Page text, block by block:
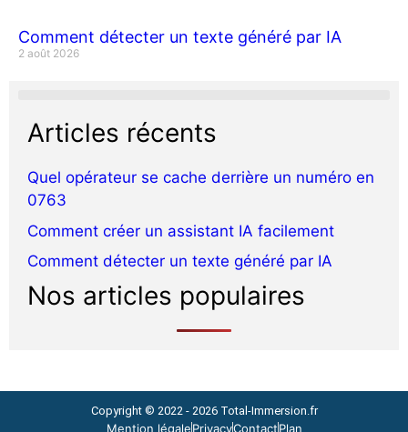
Articles récents
Quel opérateur se cache derrière un numéro en
0763
Comment créer un assistant IA facilement
Comment détecter un texte généré par IA
Nos articles populaires
Comment détecter un texte généré par IA
2 août 2026
Copyright © 2022 - 2026 Total-Immersion.fr
Mention légalePrivacyContactPlan